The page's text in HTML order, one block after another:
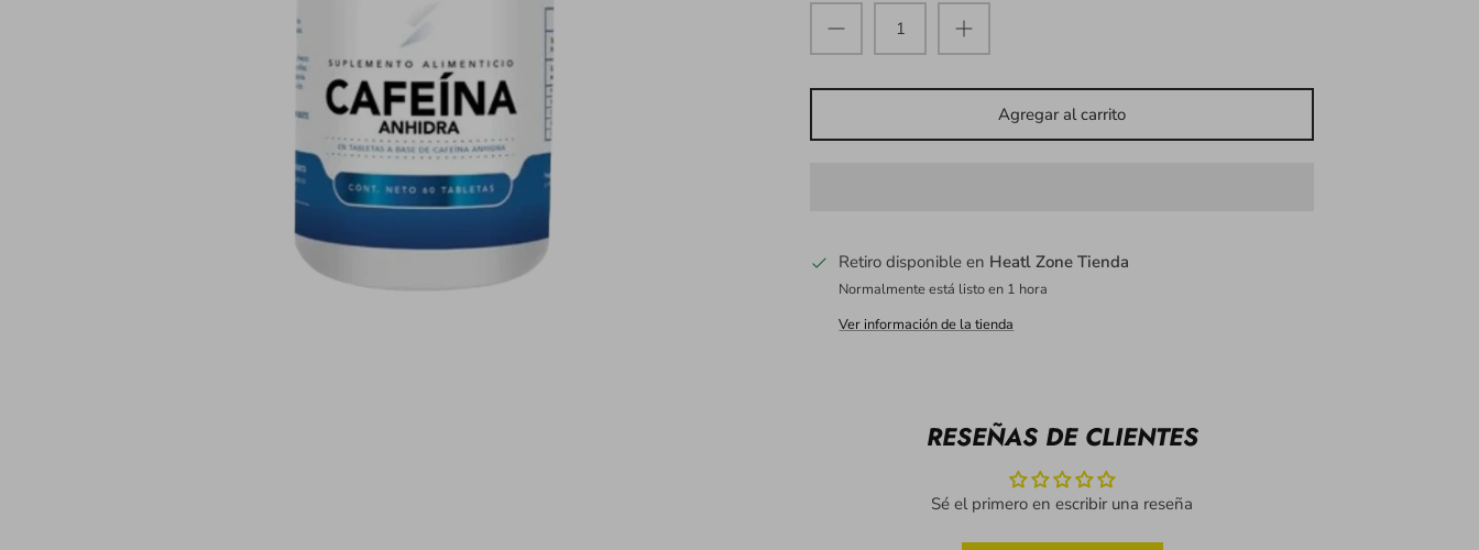
Agregar al carrito
Retiro disponible en Heatl Zone Tienda
Normalmente está listo en 1 hora
Ver información de la tienda
RESEÑAS DE CLIENTES
Sé el primero en escribir una reseña